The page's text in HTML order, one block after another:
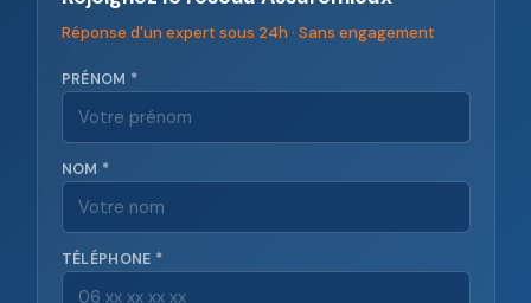
Réponse d'un expert sous 24h · Sans engagement
PRÉNOM *
NOM *
TÉLÉPHONE *